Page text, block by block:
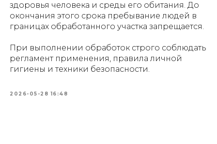
здоровья человека и среды его обитания. До
окончания этого срока пребывание людей в
границах обработанного участка запрещается.
При выполнении обработок строго соблюдать
регламент применения, правила личной
гигиены и техники безопасности.
2026-05-28 16:48